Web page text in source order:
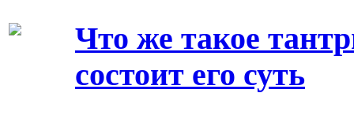
Что же такое
состоит его суть